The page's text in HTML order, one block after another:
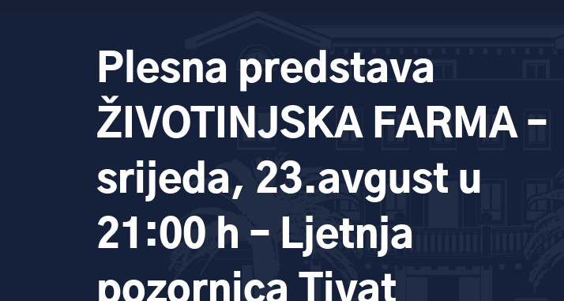
Plesna predstava
ŽIVOTINJSKA FARMA –
srijeda, 23.avgust u
21:00 h – Ljetnja
pozornica Tivat